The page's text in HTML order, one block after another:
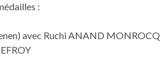
:
avec Ruchi ANAND MONROCQ